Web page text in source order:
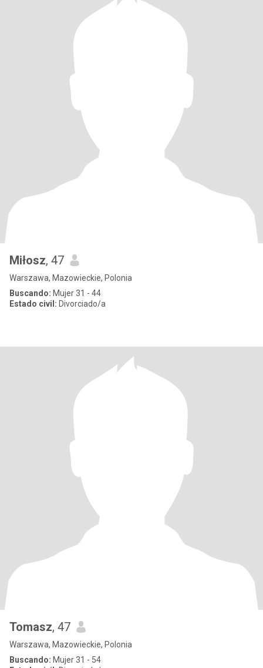
Miłosz, 47
Warszawa, Mazowieckie, Polonia
Buscando: Mujer 31 - 44
Estado civil: Divorciado/a
Tomasz, 47
Warszawa, Mazowieckie, Polonia
Buscando: Mujer 31 - 54